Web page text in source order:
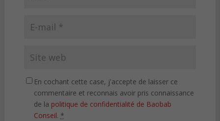
En cochant cette case, j'accepte de laisser ce
commentaire et reconnais avoir pris connaissance
de la politique de confidentialité de Baobab
Conseil. *